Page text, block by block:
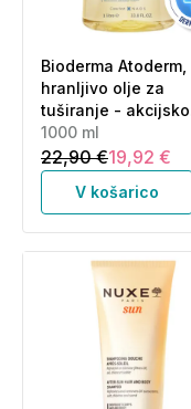
Bioderma Atoderm,
hranljivo olje za
tuširanje - akcijsko
pakiranje (1000 ml)
1000 ml
22,90 €19,92 €
V košarico